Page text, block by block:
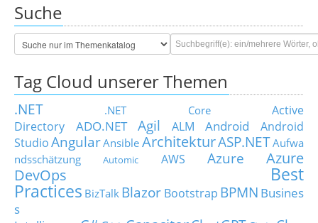
Suche
Tag Cloud unserer Themen
.NET .NET Core
Active
Directory
ADO.NET Agil ALM Android
Android
StudioAngularAnsible ArchitekturASP.NETAufwa
ndsschätzung
Automic AWS Azure
Azure
DevOps
Best
Practices BizTalk Blazor Bootstrap BPMN Busines
s